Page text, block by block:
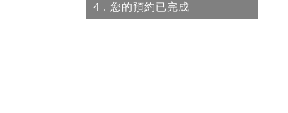
4 . 您的預約已完成